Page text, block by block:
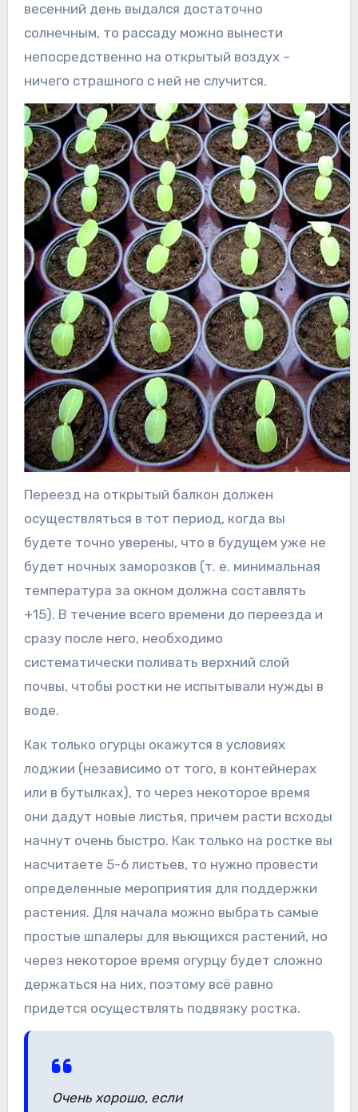
весенний день выдался достаточно
солнечным, то рассаду можно вынести
непосредственно на открытый воздух –
ничего страшного с ней не случится.
Переезд на открытый балкон должен
осуществляться в тот период, когда вы
будете точно уверены, что в будущем уже не
будет ночных заморозков (т. е. минимальная
температура за окном должна составлять
+15). В течение всего времени до переезда и
сразу после него, необходимо
систематически поливать верхний слой
почвы, чтобы ростки не испытывали нужды в
воде.
Как только огурцы окажутся в условиях
лоджии (независимо от того, в контейнерах
или в бутылках), то через некоторое время
они дадут новые листья, причем расти всходы
начнут очень быстро. Как только на ростке вы
насчитаете 5-6 листьев, то нужно провести
определенные мероприятия для поддержки
растения. Для начала можно выбрать самые
простые шпалеры для вьющихся растений, но
через некоторое время огурцу будет сложно
держаться на них, поэтому всё равно
придется осуществлять подвязку ростка.
Очень хорошо, если